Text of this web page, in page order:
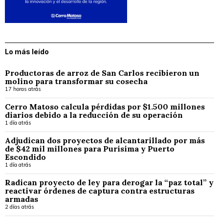
Lo más leído
Productoras de arroz de San Carlos recibieron un
molino para transformar su cosecha
17 horas atrás
Cerro Matoso calcula pérdidas por $1.500 millones
diarios debido a la reducción de su operación
1 día atrás
Adjudican dos proyectos de alcantarillado por más
de $42 mil millones para Purísima y Puerto
Escondido
1 día atrás
Radican proyecto de ley para derogar la “paz total” y
reactivar órdenes de captura contra estructuras
armadas
2 días atrás